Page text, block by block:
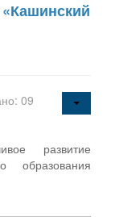
09
развитие
образования